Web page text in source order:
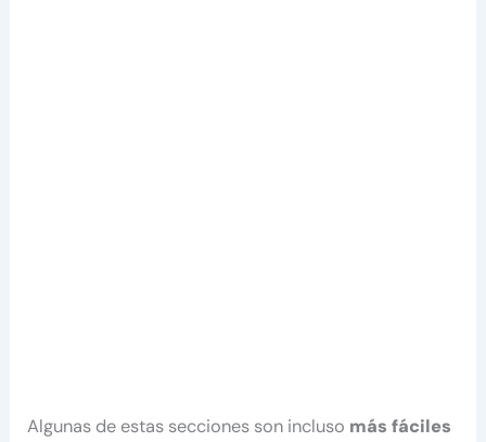
Algunas de estas secciones son incluso más fáciles